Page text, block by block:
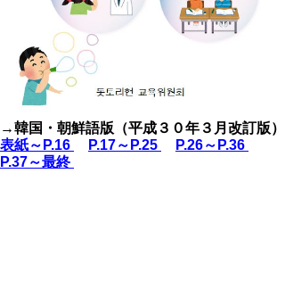
→韓国・朝鮮語版（平成３０年３月改訂版）
表紙～P.16
P.17～P.25
P.26～P.36
P.37～最終